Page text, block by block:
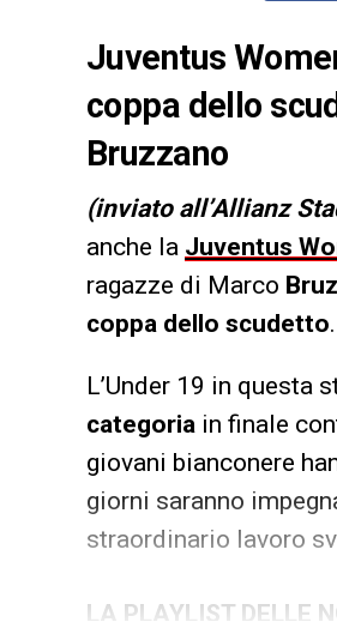
Juventus
coppa dello
Bruzzano
(inviato all’Allianz
anche la Juventus
ragazze di Marco
coppa dello scudetto.
L’Under 19 in questa
categoria in finale
giovani bianconere
giorni saranno
straordinario lavoro
LA PLAYLIST DELLE